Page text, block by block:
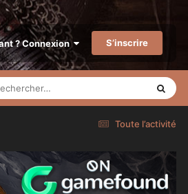
? Connexion S’inscrire
Toute l’activité